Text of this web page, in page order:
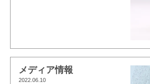
メディア情報
2022.06.10